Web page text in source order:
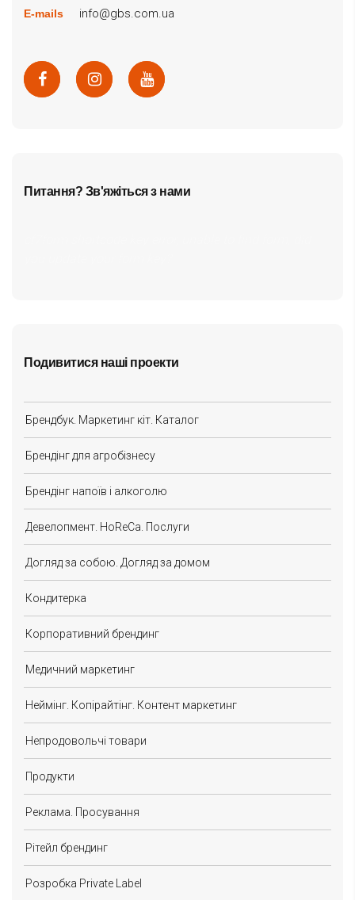
E-mails info@gbs.com.ua
Питання? Зв'яжіться з нами
Подивитися наші проекти
Брендбук. Маркетинг кіт. Каталог
Брендінг для агробізнесу
Брендінг напоїв і алкоголю
Девелопмент. HoReCa. Послуги
Догляд за собою. Догляд за домом
Кондитерка
Корпоративний брендинг
Медичний маркетинг
Неймінг. Копірайтінг. Контент маркетинг
Непродовольчі товари
Продукти
Реклама. Просування
Рітейл брендинг
Розробка Private Label